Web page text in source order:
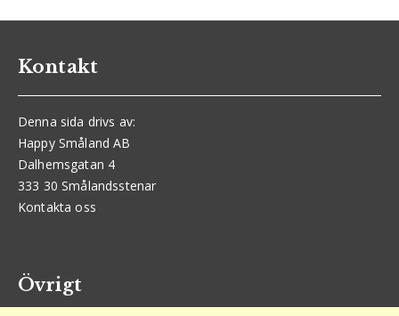
Kontakt
Denna sida drivs av:
Happy Småland AB
Dalhemsgatan 4
333 30 Smålandsstenar
Kontakta oss
Övrigt